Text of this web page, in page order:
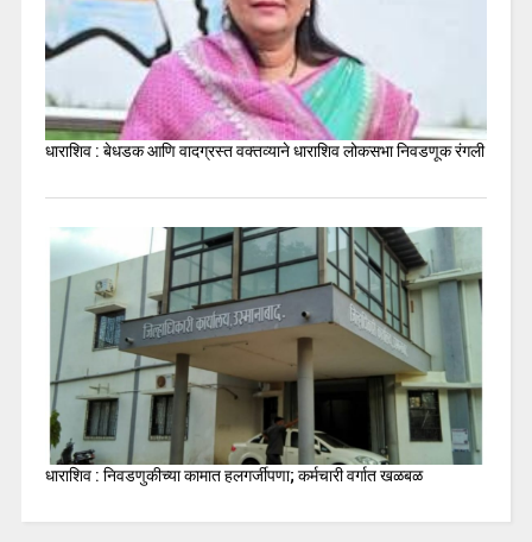
धाराशिव : बेधडक आणि वादग्रस्त वक्तव्याने धाराशिव लोकसभा निवडणूक रंगली
धाराशिव : निवडणुकीच्या कामात हलगर्जीपणा; कर्मचारी वर्गात खळबळ